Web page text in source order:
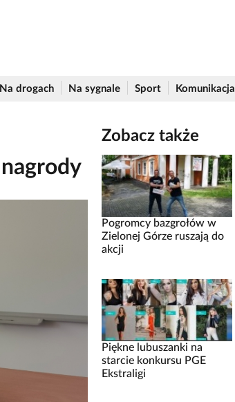
Na drogach Na sygnale Sport Komunikacja
Zobacz także
Pogromcy bazgrołów w
Zielonej Górze ruszają do
akcji
Piękne lubuszanki na
starcie konkursu PGE
Ekstraligi